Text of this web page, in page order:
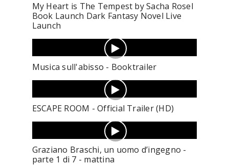
My Heart is The Tempest by Sacha Rosel
Book Launch Dark Fantasy Novel Live
Launch
Musica sull'abisso - Booktrailer
ESCAPE ROOM - Official Trailer (HD)
Graziano Braschi, un uomo d’ingegno -
parte 1 di 7 - mattina